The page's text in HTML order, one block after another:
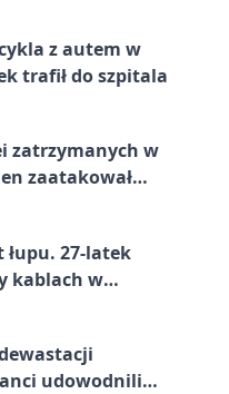
z autem w
trafił do szpitala
zatrzymanych w
zaatakował
27-latek
kablach w
udowodnili